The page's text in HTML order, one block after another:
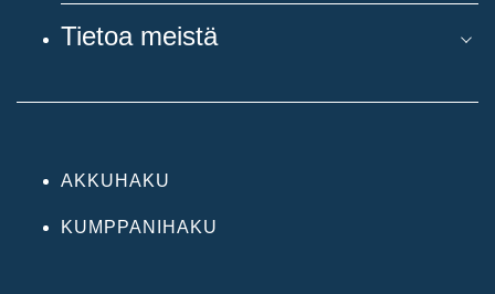
Tietoa meistä
AKKUHAKU
KUMPPANIHAKU